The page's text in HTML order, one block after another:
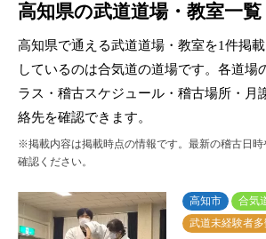
高知県の武道道場・教室一覧
高知県で通える武道道場・教室を1件掲
しているのは合気道の道場です。各道場
ラス・稽古スケジュール・稽古場所・月
絡先を確認できます。
※掲載内容は掲載時点の情報です。最新の稽古日
確認ください。
高知市
合気
武道未経験者